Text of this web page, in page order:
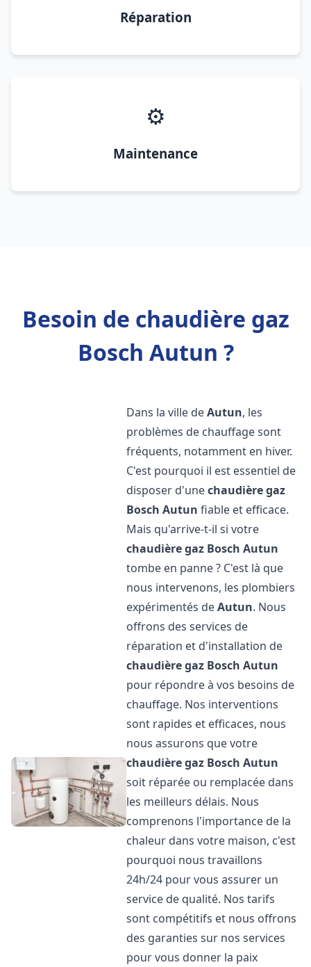
Réparation
⚙️
Maintenance
Besoin de chaudière gaz
Bosch Autun ?
Dans la ville deAutun, les
problèmes de chauffage sont
fréquents, notamment en hiver.
C'est pourquoi il est essentiel de
disposer d'unechaudière gaz
Bosch Autun fiable et efficace.
Mais qu'arrive-t-il si votre
chaudière gaz Bosch Autun
tombe en panne ? C'est là que
nous intervenons, les plombiers
expérimentés deAutun. Nous
offrons des services de
réparation et d'installation de
chaudière gaz Bosch Autun
pour répondre à vos besoins de
chauffage. Nos interventions
sont rapides et efficaces, nous
nous assurons que votre
chaudière gaz Bosch Autun
soit réparée ou remplacée dans
les meilleurs délais. Nous
comprenons l'importance de la
chaleur dans votre maison, c'est
pourquoi nous travaillons
24h/24 pour vous assurer un
service de qualité. Nos tarifs
sont compétitifs et nous offrons
des garanties sur nos services
pour vous donner la paix